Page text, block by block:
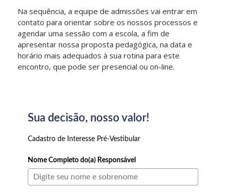
Na sequência, a equipe de admissões vai entrar em
contato para orientar sobre os nossos processos e
agendar uma sessão com a escola, a fim de
apresentar nossa proposta pedagógica, na data e
horário mais adequados à sua rotina para este
encontro, que pode ser presencial ou on-line.
Sua decisão, nosso valor!
Cadastro de Interesse Pré-Vestibular
Nome Completo do(a) Responsável